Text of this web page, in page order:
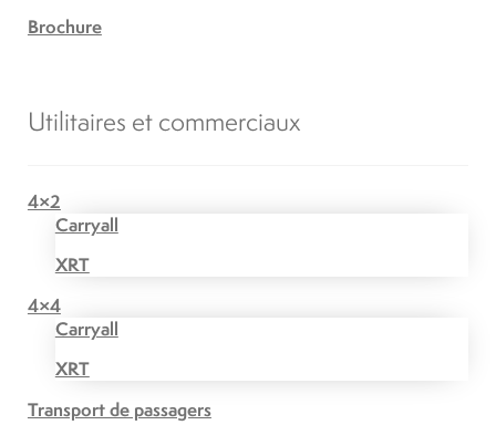
Brochure
Utilitaires et commerciaux
4×2
Carryall
XRT
4×4
Carryall
XRT
Transport de passagers